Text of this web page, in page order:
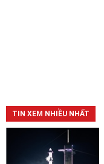
TIN XEM NHIỀU NHẤT